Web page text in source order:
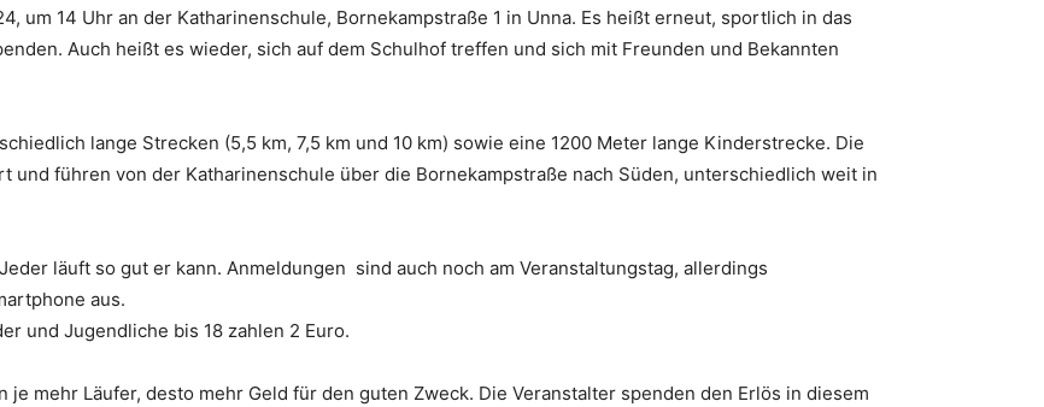
um 14 Uhr an der Katharinenschule, Bornekampstraße 1 in Unna. Es heißt erneut, sportlich in das
Auch heißt es wieder, sich auf dem Schulhof treffen und sich mit Freunden und Bekannten
lange Strecken (5,5 km, 7,5 km und 10 km) sowie eine 1200 Meter lange Kinderstrecke. Die
führen von der Katharinenschule über die Bornekampstraße nach Süden, unterschiedlich weit in
läuft so gut er kann. Anmeldungen sind auch noch am Veranstaltungstag, allerdings
aus.
und Jugendliche bis 18 zahlen 2 Euro.
mehr Läufer, desto mehr Geld für den guten Zweck. Die Veranstalter spenden den Erlös in diesem